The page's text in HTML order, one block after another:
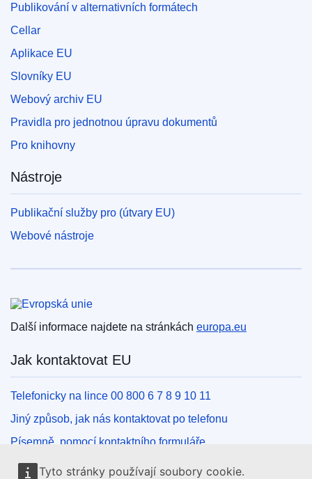
Tyto stránky používají soubory cookie.
Publikování v alternativních formátech
Cellar
Aplikace EU
Slovníky EU
Webový archiv EU
Pravidla pro jednotnou úpravu dokumentů
Pro knihovny
Nástroje
Publikační služby pro (útvary EU)
Webové nástroje
Další informace najdete na stránkách europa.eu
Jak kontaktovat EU
Telefonicky na lince 00 800 6 7 8 9 10 11
Jiný způsob, jak nás kontaktovat po telefonu
Písemně, pomocí kontaktního formuláře
Osobně, v kontaktním místě EU